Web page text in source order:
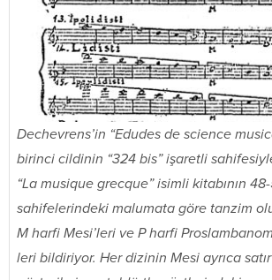
Dechevrens’in “Edudes de science
birinci cildinin “324 bis” işaretli
“La musique grecque” isimli kitabının
sahifelerindeki malumata göre tanzim
M harfi Mesi’leri ve P harfi
leri bildiriyor. Her dizinin Mesi ayrıca